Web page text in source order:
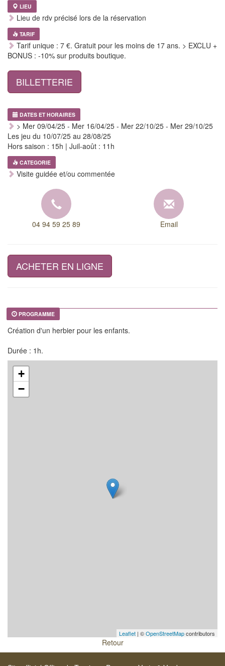
LIEU
Lieu de rdv précisé lors de la réservation
TARIF
Tarif unique : 7 €. Gratuit pour les moins de 17 ans. > EXCLU +
BONUS : -10% sur produits boutique.
BILLETTERIE
DATES ET HORAIRES
> Mer 09/04/25 - Mer 16/04/25 - Mer 22/10/25 - Mer 29/10/25
Les jeu du 10/07/25 au 28/08/25
Hors saison : 15h | Juil-août : 11h
CATEGORIE
Visite guidée et/ou commentée
04 94 59 25 89 Email
ACHETER EN LIGNE
PROGRAMME
Création d'un herbier pour les enfants.
Durée : 1h.
+
−
Leaflet | ©OpenStreetMapcontributors
Retour